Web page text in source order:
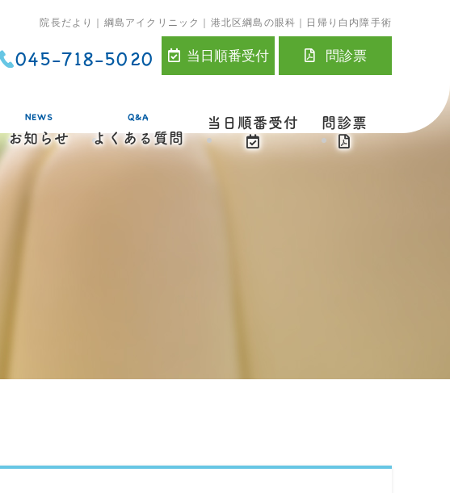
院長だより｜綱島アイクリニック｜港北区綱島の眼科｜日帰り白内障手術
045-718-5020 当日順番受付 問診票
お知らせ
NEWS
よくある質問
Q&A 当日順番受付 問診票